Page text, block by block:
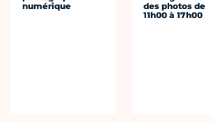
numérique
des photos de
11h00 à 17h00